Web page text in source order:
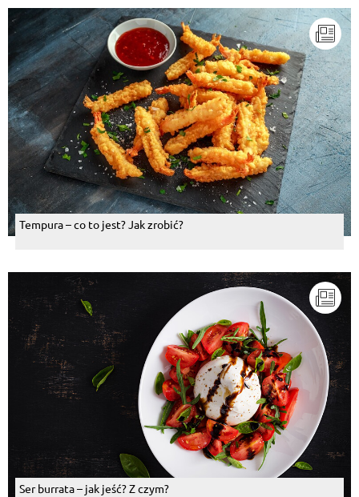
Tempura – co to jest? Jak zrobić?
Ser burrata – jak jeść? Z czym?